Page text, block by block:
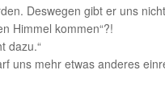
Deswegen gibt er uns
Himmel kommen“?!
dazu.“
uns mehr etwas anderes